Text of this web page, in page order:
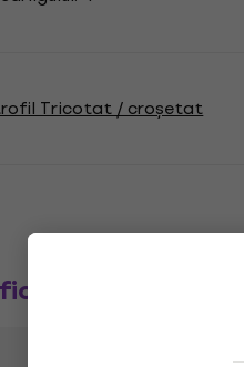
Tricotat / croșetat